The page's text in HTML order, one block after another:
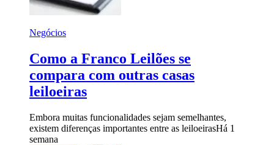
Negócios
Como a Franco Leilões se
compara com outras casas
leiloeiras
Embora muitas funcionalidades sejam semelhantes,
existem diferenças importantes entre as leiloeirasHá 1
semana